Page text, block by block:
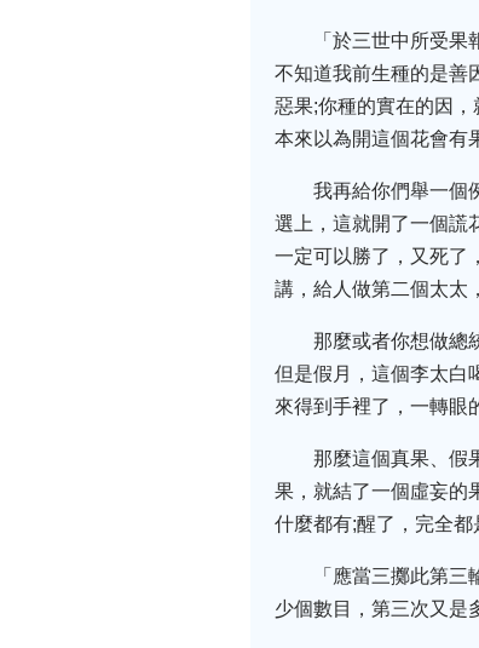
「於三世中所受
不知道我前生種的是善
惡果;你種的實在的因
本來以為開這個花會有
我再給你們舉一個
選上，這就開了一個謊
一定可以勝了，又死了
講，給人做第二個太太
那麼或者你想做總
但是假月，這個李太白
來得到手裡了，一轉眼
那麼這個真果、假
果，就結了一個虛妄的
什麼都有;醒了，完全都
「應當三擲此第
少個數目，第三次又是